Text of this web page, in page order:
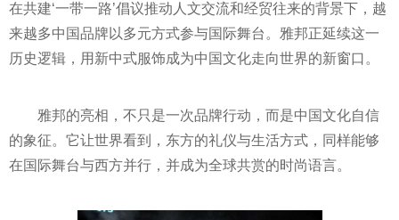
在共建‘一带一路’倡议推动人文交流和经贸往来的背景下，越
来越多中国品牌以多元方式参与国际舞台。雅邦正延续这一
历史逻辑，用新中式服饰成为中国文化走向世界的新窗口。
雅邦的亮相，不只是一次品牌行动，而是中国文化自信
的象征。它让世界看到，东方的礼仪与生活方式，同样能够
在国际舞台与西方并行，并成为全球共赏的时尚语言。